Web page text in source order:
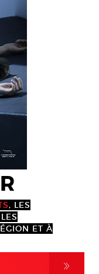
, LES
ET À
,